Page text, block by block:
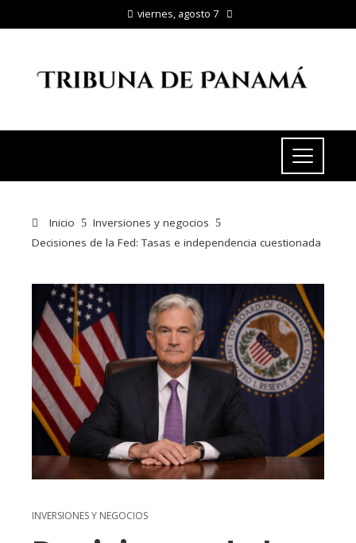
viernes, agosto 7
Inicio
Inversiones y negocios
Decisiones de la Fed: Tasas e independencia cuestionada
INVERSIONES Y NEGOCIOS